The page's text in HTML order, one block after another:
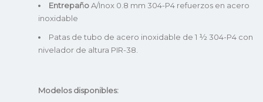
EntrepañoA/Inox 0.8 mm 304-P4 refuerzos en acero
inoxidable
Patas de tubo de acero inoxidable de 1 ½ 304-P4 con
nivelador de altura PIR-38.
Modelos disponibles: